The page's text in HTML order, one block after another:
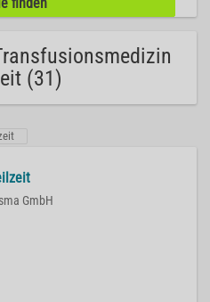
(31)
GmbH